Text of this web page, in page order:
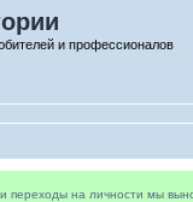
и профессионалов
на личности мы